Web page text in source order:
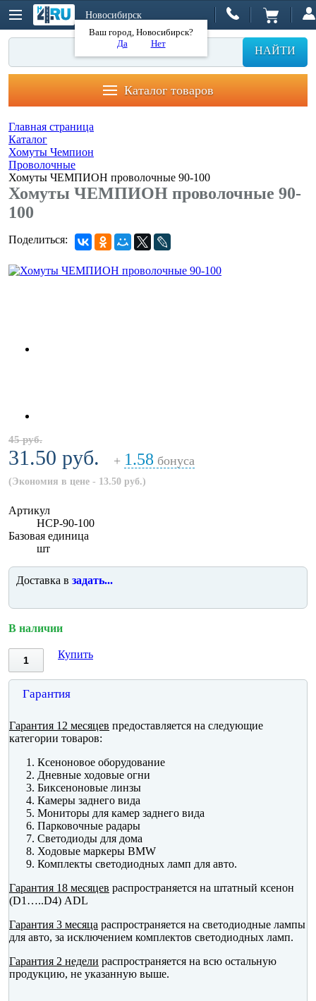
Новосибирск
Ваш город, Новосибирск?
Да
Нет
НАЙТИ
Каталог товаров
Главная страница
Каталог
Хомуты Чемпион
Проволочные
Хомуты ЧЕМПИОН проволочные 90-100
Хомуты ЧЕМПИОН проволочные 90-
100
Поделиться:
45 руб.
31.50 руб. + 1.58 бонуса
(Экономия в цене - 13.50 руб.)
Артикул
HCP-90-100
Базовая единица
шт
Доставка в задать...
В наличии
Купить
Гарантия
Гарантия 12 месяцев предоставляется на следующие
категории товаров:
Ксеноновое оборудование
Дневные ходовые огни
Биксеноновые линзы
Камеры заднего вида
Мониторы для камер заднего вида
Парковочные радары
Светодиоды для дома
Ходовые маркеры BMW
Комплекты светодиодных ламп для авто.
Гарантия 18 месяцев распространяется на штатный ксенон
(D1…..D4) ADL
Гарантия 3 месяца распространяется на светодиодные лампы
для авто, за исключением комплектов светодиодных ламп.
Гарантия 2 недели распространяется на всю остальную
продукцию, не указанную выше.